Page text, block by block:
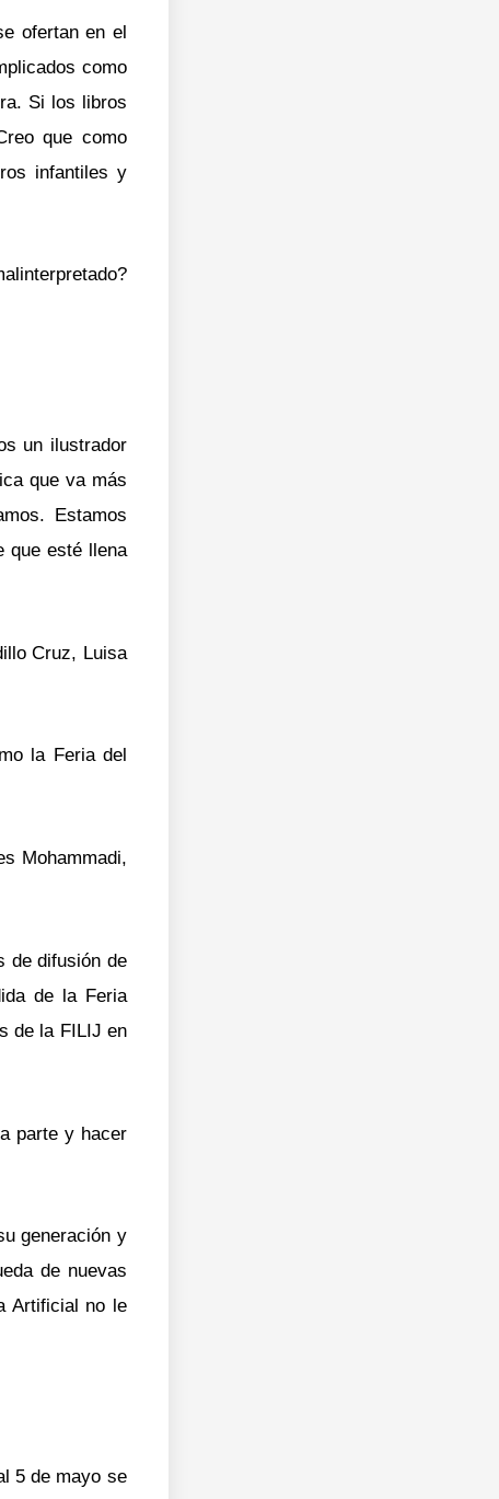
ofertan en el
como
Si los libros
que como
infantiles y
un ilustrador
que va más
Estamos
que esté llena
Cruz, Luisa
la Feria del
Mohammadi,
de difusión de
de la Feria
de la FILIJ en
parte y hacer
generación y
de nuevas
Artificial no le
5 de mayo se